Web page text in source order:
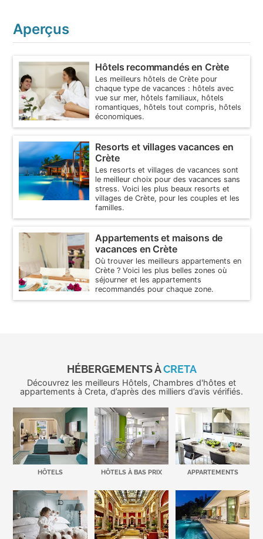
Aperçus
Hôtels recommandés en Crète
Les meilleurs hôtels de Crète pour
chaque type de vacances : hôtels avec
vue sur mer, hôtels familiaux, hôtels
romantiques, hôtels tout compris, hôtels
économiques.
Resorts et villages vacances en
Crète
Les resorts et villages de vacances sont
le meilleur choix pour des vacances sans
stress. Voici les plus beaux resorts et
villages de Crète, pour les couples et les
familles.
Appartements et maisons de
vacances en Crète
Où trouver les meilleurs appartements en
Crète ? Voici les plus belles zones où
séjourner et les appartements
recommandés pour chaque zone.
HÉBERGEMENTS ÀCRETA
Découvrez les meilleurs Hôtels, Chambres d'hôtes et
appartements à Creta, d’après des milliers d’avis vérifiés.
HÔTELS HÔTELS À BAS PRIX APPARTEMENTS